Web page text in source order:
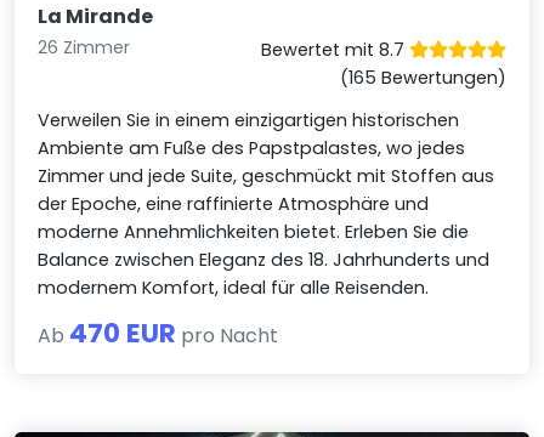
La Mirande
26 Zimmer
Bewertet mit 8.7
(165 Bewertungen)
Verweilen Sie in einem einzigartigen historischen
Ambiente am Fuße des Papstpalastes, wo jedes
Zimmer und jede Suite, geschmückt mit Stoffen aus
der Epoche, eine raffinierte Atmosphäre und
moderne Annehmlichkeiten bietet. Erleben Sie die
Balance zwischen Eleganz des 18. Jahrhunderts und
modernem Komfort, ideal für alle Reisenden.
Ab 470 EUR pro Nacht